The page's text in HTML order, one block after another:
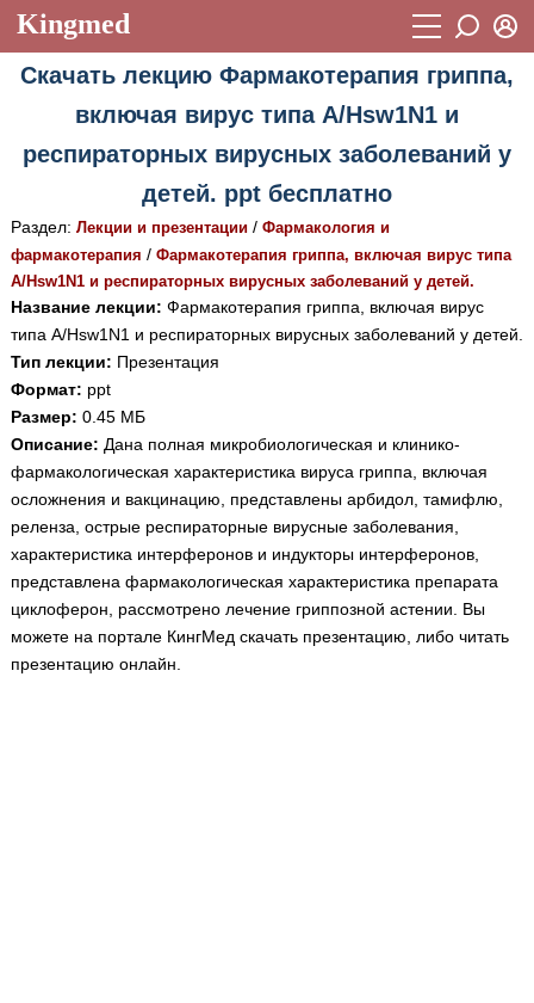
Kingmed
Учебный материал
Видеогалерея 899
Истории болезней 1268
Лекции и презентации 2474
Аккредитационные тесты (6)
Методические рекомендации
Научно-популярное
Статьи
Новости (244)
Медицинская стандартизация
Нормативы экстренной и неотложной помощи
Нормы лабораторных и инструментальных
исследований
Пароль
Восстановить пароль
Регистрация
Вход
Скачать лекцию Фармакотерапия гриппа,
включая вирус типа А/Hsw1N1 и
респираторных вирусных заболеваний у
детей. ppt бесплатно
Раздел: Лекции и презентации/ Фармакология и
фармакотерапия / Фармакотерапия гриппа, включая вирус типа
А/Hsw1N1 и респираторных вирусных заболеваний у детей.
Название лекции: Фармакотерапия гриппа, включая вирус
типа А/Hsw1N1 и респираторных вирусных заболеваний у детей.
Тип лекции: Презентация
Формат: ppt
Размер: 0.45 МБ
Описание: Дана полная микробиологическая и клинико-
фармакологическая характеристика вируса гриппа, включая
осложнения и вакцинацию, представлены арбидол, тамифлю,
реленза, острые респираторные вирусные заболевания,
характеристика интерферонов и индукторы интерферонов,
представлена фармакологическая характеристика препарата
циклоферон, рассмотрено лечение гриппозной астении. Вы
можете на портале КингМед скачать презентацию, либо читать
презентацию онлайн.